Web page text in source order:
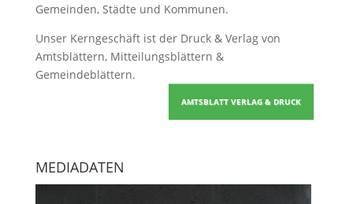
Gemeinden, Städte und Kommunen.
Unser Kerngeschäft ist der Druck & Verlag von
Amtsblättern, Mitteilungsblättern &
Gemeindeblättern.
AMTSBLATT VERLAG & DRUCK
MEDIADATEN